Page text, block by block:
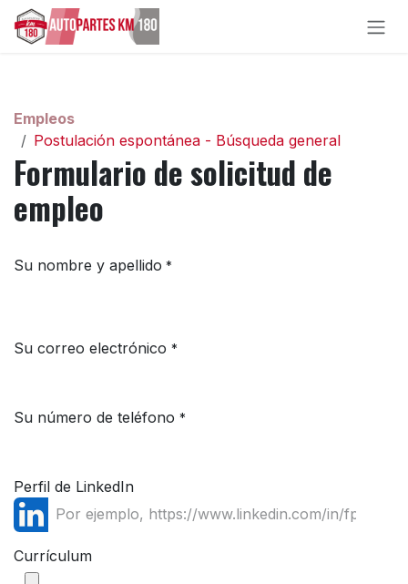
Ir al contenido
Empleos
Postulación espontánea - Búsqueda general
Formulario de solicitud de
empleo
Su nombre y apellido *
Su correo electrónico *
Su número de teléfono *
Perfil de LinkedIn
Currículum